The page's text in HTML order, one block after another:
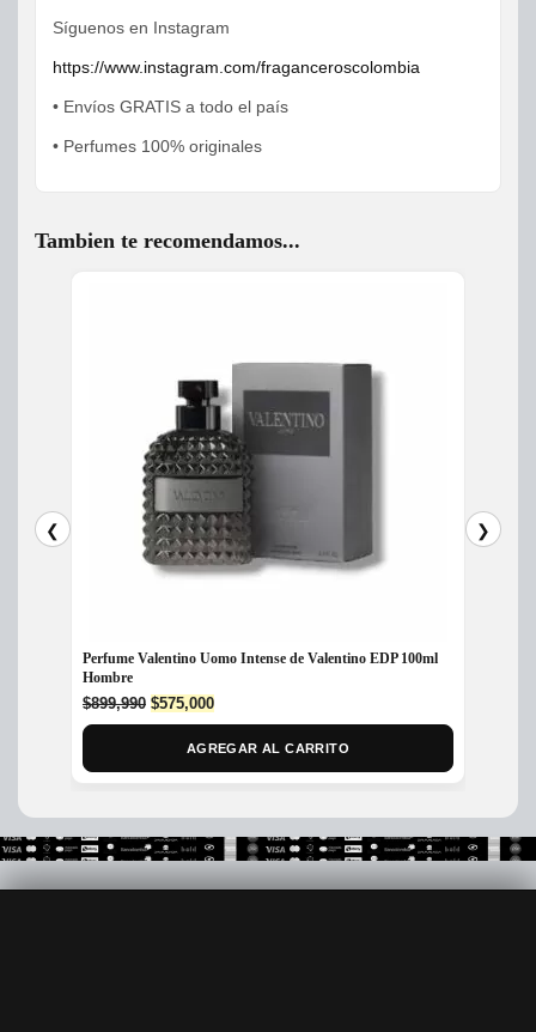
Síguenos en Instagram
https://www.instagram.com/fraganceroscolombia
• Envíos GRATIS a todo el país
• Perfumes 100% originales
Tambien te recomendamos...
❮
Perfume Valentino Uomo Intense de Valentino EDP 100ml
Hombre
$899,990 Original
price
$575,000Current
price
is:
AGREGAR AL CARRITO
❯